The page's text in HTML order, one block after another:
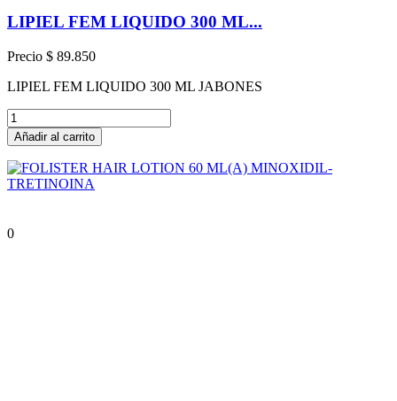
LIPIEL FEM LIQUIDO 300 ML...
Precio $ 89.850
LIPIEL FEM LIQUIDO 300 ML JABONES
Añadir al carrito
0